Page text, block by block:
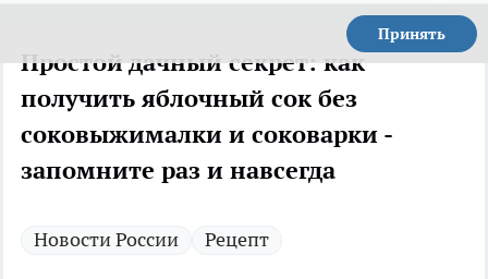
Принять
Простой дачный секрет: как
получить яблочный сок без
соковыжималки и соковарки -
запомните раз и навсегда
Новости России Рецепт